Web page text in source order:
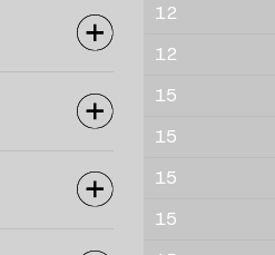
12
12
15
15
15
15